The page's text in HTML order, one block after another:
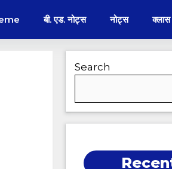
बी. एड. नोट्स नोट्स
Search